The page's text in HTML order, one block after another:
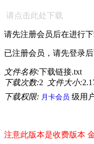
请点击此处下载
请先注册会员后在进行
已注册会员，请先登录
文件名称:下载链接.txt
下载次数:2 文件大小:
下载权限: 月卡会员 级用
注意此版本是收费版本